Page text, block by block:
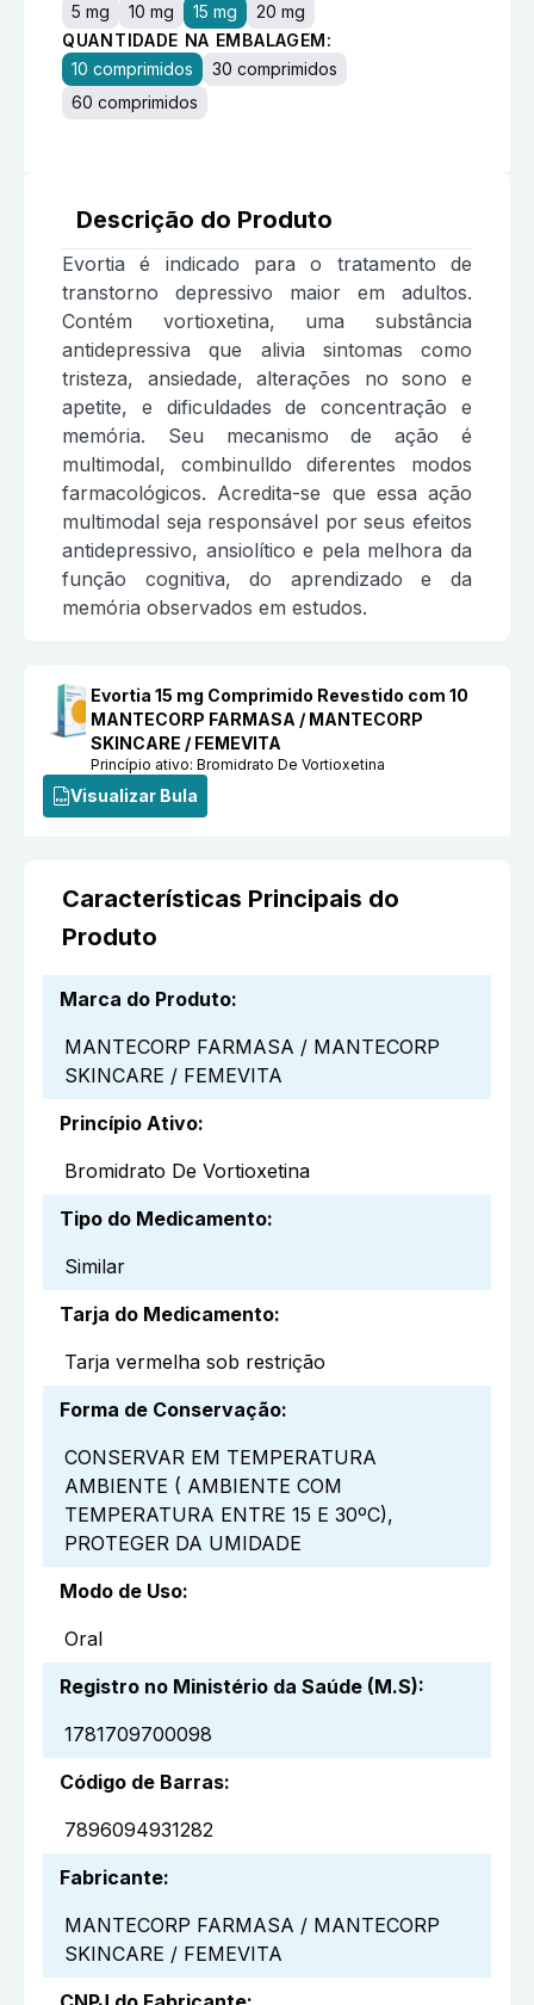
5 mg
10 mg 15 mg
20 mg
QUANTIDADE NA EMBALAGEM:
10 comprimidos
30 comprimidos
60 comprimidos
Descrição do Produto
Evortia é indicado para o tratamento de
transtorno depressivo maior em adultos.
Contém vortioxetina, uma substância
antidepressiva que alivia sintomas como
tristeza, ansiedade, alterações no sono e
apetite, e dificuldades de concentração e
memória. Seu mecanismo de ação é
multimodal, combinulldo diferentes modos
farmacológicos. Acredita-se que essa ação
multimodal seja responsável por seus efeitos
antidepressivo, ansiolítico e pela melhora da
função cognitiva, do aprendizado e da
memória observados em estudos.
Evortia 15 mg Comprimido Revestido com 10
MANTECORP FARMASA / MANTECORP
SKINCARE / FEMEVITA
Princípio ativo:Bromidrato De Vortioxetina
Visualizar Bula
Características Principais do
Produto
Marca do Produto:
MANTECORP FARMASA / MANTECORP
SKINCARE / FEMEVITA
Princípio Ativo:
Bromidrato De Vortioxetina
Tipo do Medicamento:
Similar
Tarja do Medicamento:
Tarja vermelha sob restrição
Forma de Conservação:
CONSERVAR EM TEMPERATURA
AMBIENTE ( AMBIENTE COM
TEMPERATURA ENTRE 15 E 30ºC),
PROTEGER DA UMIDADE
Modo de Uso:
Oral
Registro no Ministério da Saúde (M.S):
1781709700098
Código de Barras:
7896094931282
Fabricante:
MANTECORP FARMASA / MANTECORP
SKINCARE / FEMEVITA